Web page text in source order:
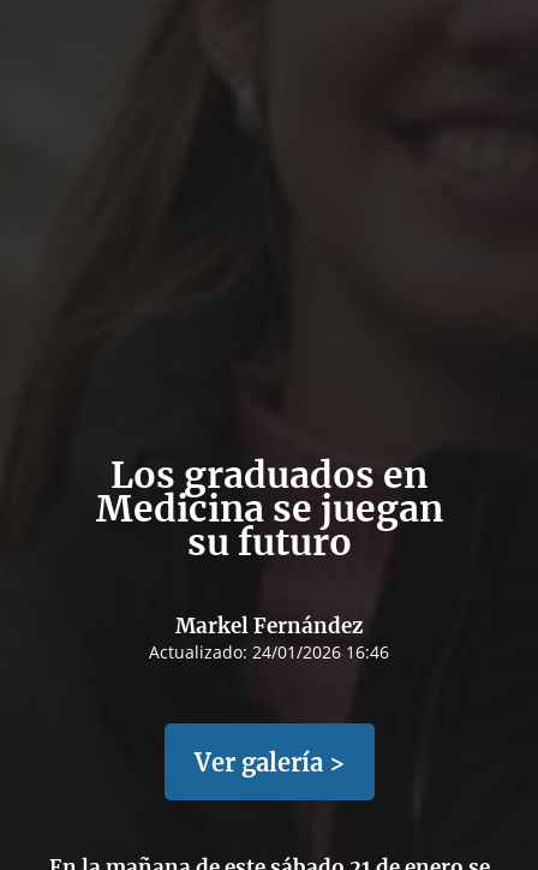
Los graduados en
Medicina se juegan
su futuro
Markel Fernández
Actualizado: 24/01/2026 16:46
Ver galería >